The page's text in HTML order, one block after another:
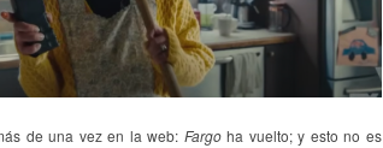
de una vez en la web: Fargoha vuelto; y esto no es